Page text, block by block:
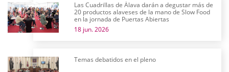
Las Cuadrillas de Álava darán a degustar más de
20 productos alaveses de la mano de Slow Food
en la jornada de Puertas Abiertas
18 jun. 2026
Temas debatidos en el pleno